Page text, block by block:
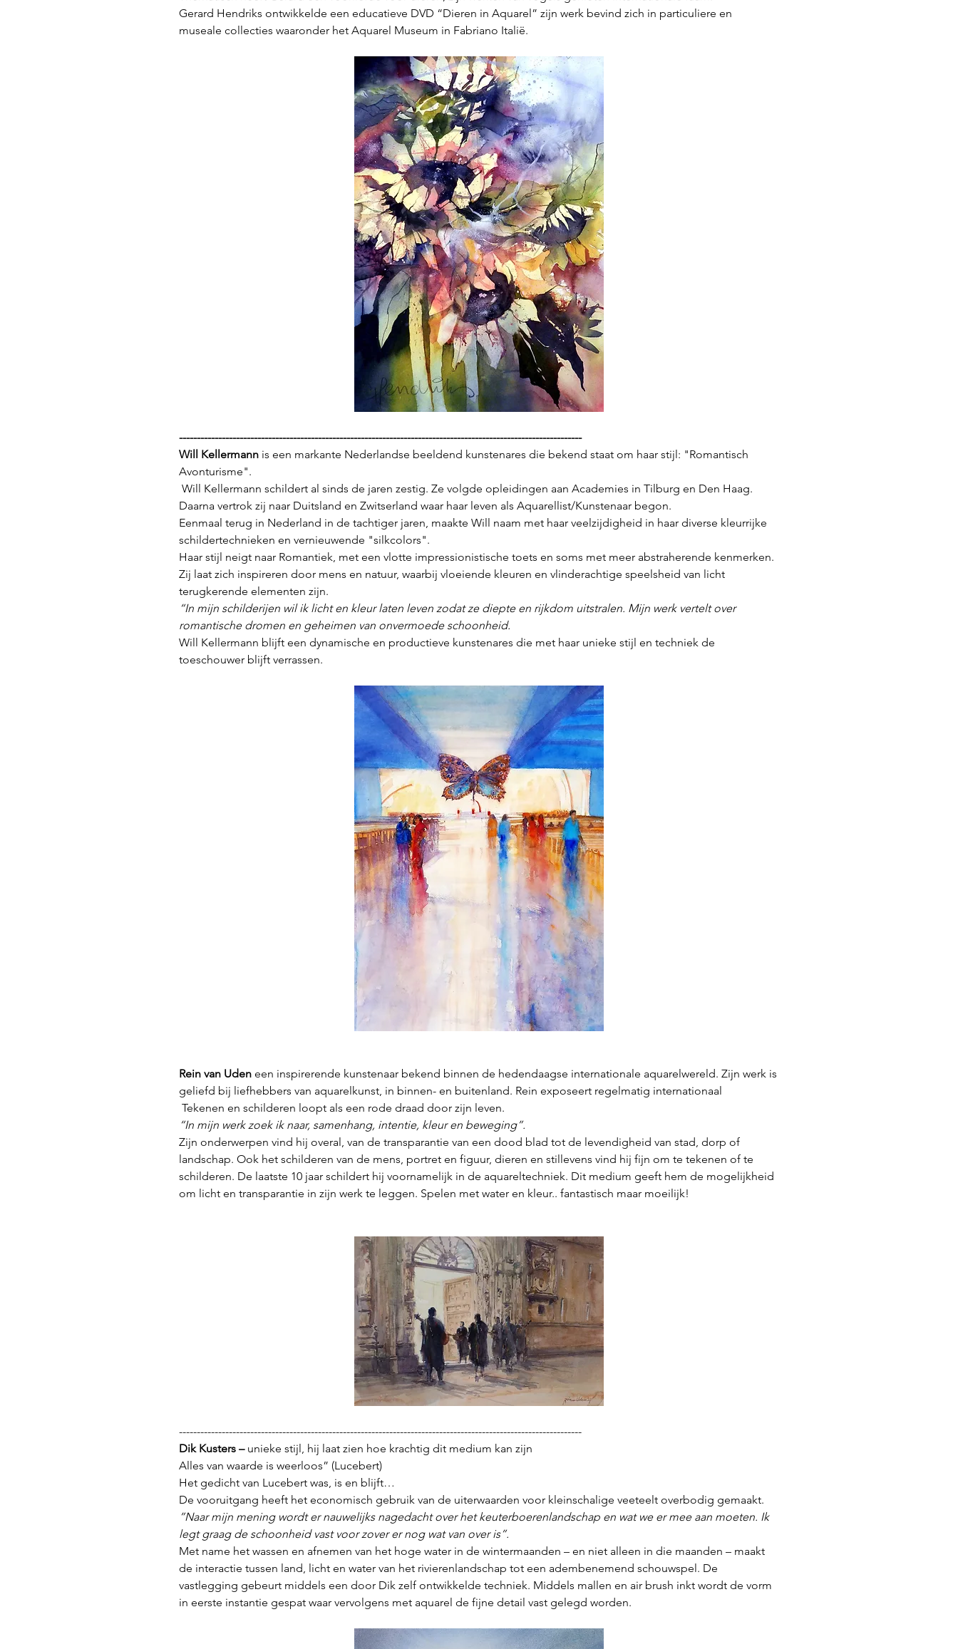
Gerard Hendriks ontwikkelde een educatieve DVD “Dieren in Aquarel” zijn werk bevind zich in particuliere en
museale collecties waaronder het Aquarel Museum in Fabriano Italië.
-----------------------------------------------------------------------------------------------------------------
Will Kellermann is een markante Nederlandse beeldend kunstenares die bekend staat om haar stijl: "Romantisch
Avonturisme".
Will Kellermann schildert al sinds de jaren zestig. Ze volgde opleidingen aan Academies in Tilburg en Den Haag.
Daarna vertrok zij naar Duitsland en Zwitserland waar haar leven als Aquarellist/Kunstenaar begon.
Eenmaal terug in Nederland in de tachtiger jaren, maakte Will naam met haar veelzijdigheid in haar diverse kleurrijke
schildertechnieken en vernieuwende "silkcolors".
Haar stijl neigt naar Romantiek, met een vlotte impressionistische toets en soms met meer abstraherende kenmerken.
Zij laat zich inspireren door mens en natuur, waarbij vloeiende kleuren en vlinderachtige speelsheid van licht
terugkerende elementen zijn.
“In mijn schilderijen wil ik licht en kleur laten leven zodat ze diepte en rijkdom uitstralen. Mijn werk vertelt over
romantische dromen en geheimen van onvermoede schoonheid.
Will Kellermann blijft een dynamische en productieve kunstenares die met haar unieke stijl en techniek de
toeschouwer blijft verrassen.
Rein van Uden een inspirerende kunstenaar bekend binnen de hedendaagse internationale aquarelwereld. Zijn werk is
geliefd bij liefhebbers van aquarelkunst, in binnen- en buitenland. Rein exposeert regelmatig internationaal
Tekenen en schilderen loopt als een rode draad door zijn leven.
“In mijn werk zoek ik naar, samenhang, intentie, kleur en beweging”.
Zijn onderwerpen vind hij overal, van de transparantie van een dood blad tot de levendigheid van stad, dorp of
landschap. Ook het schilderen van de mens, portret en figuur, dieren en stillevens vind hij fijn om te tekenen of te
schilderen. De laatste 10 jaar schildert hij voornamelijk in de aquareltechniek. Dit medium geeft hem de mogelijkheid
om licht en transparantie in zijn werk te leggen. Spelen met water en kleur.. fantastisch maar moeilijk!
-----------------------------------------------------------------------------------------------------------------
Dik Kusters – unieke stijl, hij laat zien hoe krachtig dit medium kan zijn
Alles van waarde is weerloos” (Lucebert)
Het gedicht van Lucebert was, is en blijft…
De vooruitgang heeft het economisch gebruik van de uiterwaarden voor kleinschalige veeteelt overbodig gemaakt.
”Naar mijn mening wordt er nauwelijks nagedacht over het keuterboerenlandschap en wat we er mee aan moeten. Ik
legt graag de schoonheid vast voor zover er nog wat van over is”.
Met name het wassen en afnemen van het hoge water in de wintermaanden – en niet alleen in die maanden – maakt
de interactie tussen land, licht en water van het rivierenlandschap tot een adembenemend schouwspel. De
vastlegging gebeurt middels een door Dik zelf ontwikkelde techniek. Middels mallen en air brush inkt wordt de vorm
in eerste instantie gespat waar vervolgens met aquarel de fijne detail vast gelegd worden.